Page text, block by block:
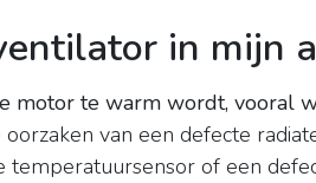
in mijn
motor te warm wordt, vooral
van een defecte
temperatuursensor of een